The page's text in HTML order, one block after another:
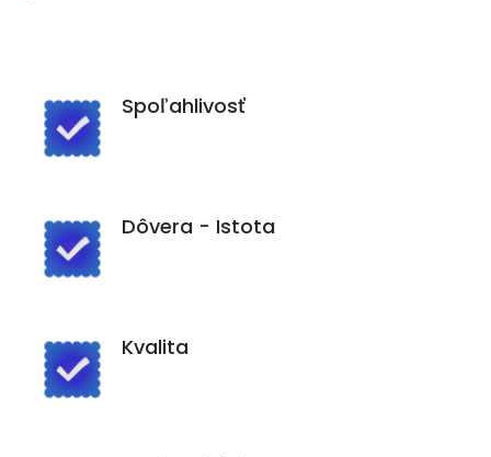
Spoľahlivosť
Dôvera - Istota
Kvalita